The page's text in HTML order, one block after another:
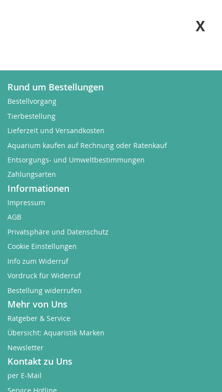
Rund um Bestellungen
Bestellvorgang
Tierbestellung
Lieferzeit und Versandkosten
Aquarium kaufen auf Rechnung oder Ratenkauf
Entsorgungs- und Umweltbestimmungen
Zahlungsarten
Informationen
Impressum
AGB
Privatsphäre und Datenschutz
Cookie Einstellungen
Info zum Widerruf
Vordruck für Widerruf
Bestellung widerrufen
Mehr von Uns
Ratgeber & Service
Übersicht: Aquaristik Marken
Newsletter
Kontakt zu Uns
per E-Mail